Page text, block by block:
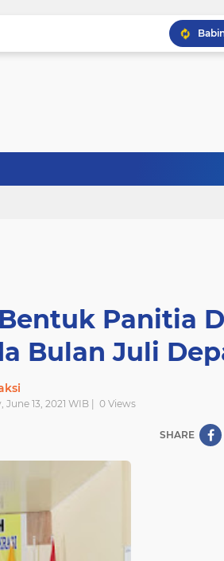
Panitia
Bulan Juli
13, 2021 WIB | 0Views
SHARE